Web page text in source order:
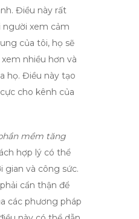
Điều này rất
người xem cảm
của tôi, họ sẽ
nhiều hơn và
họ. Điều này tạo
cho kênh của
mềm tăng
hợp lý có thể
gian và công sức.
cẩn thận để
các phương pháp